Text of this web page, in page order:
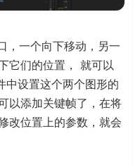
一个向下移动，另一
它们的位置， 就可以
中设置这个两个图形的
以添加关键帧了，在将
改位置上的参数，就会